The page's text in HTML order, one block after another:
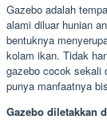
Gazebo adalah
alami diluar hunian
bentuknya
kolam ikan. Tidak
gazebo cocok sekali
punya manfaatnya
Gazebo diletakkan